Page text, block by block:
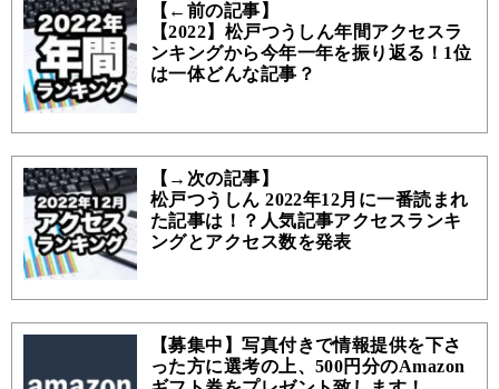
【←前の記事】
【2022】松戸つうしん年間アクセスラ
ンキングから今年一年を振り返る！1位
は一体どんな記事？
【→次の記事】
松戸つうしん 2022年12月に一番読まれ
た記事は！？人気記事アクセスランキ
ングとアクセス数を発表
【募集中】写真付きで情報提供を下さ
った方に選考の上、500円分のAmazon